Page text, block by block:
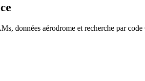
données aérodrome et recherche par